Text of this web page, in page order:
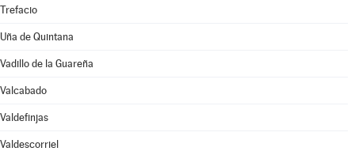
Trefacio
Uña de Quintana
Vadillo de la Guareña
Valcabado
Valdefinjas
Valdescorriel